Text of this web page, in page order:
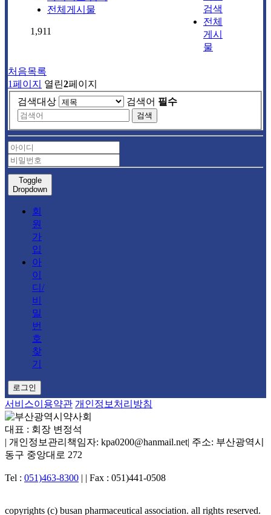
전체게시물
1,911
검색
전체
게시
물
처음목록
1페이지 열린2페이지
검색대상
검색어 필수
검색
Toggle
Dropdown
회
원
가
입
아
이
디/
비
밀
번
호
찾
기
로그인
서비스이용약관 개인정보처리방침
대표 : 회장 변정석
| 개인정보관리책임자: kpa0200@hanmail.net| 주소: 부산광역시
동구 중앙대로 272
Tel : 051)463-8300 | | Fax : 051)441-0508
copyrights (c) busan pharmaceutical association. all rights reserved.